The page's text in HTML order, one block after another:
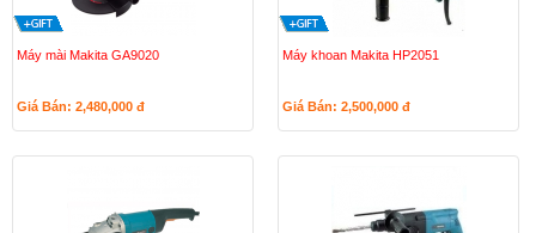
Máy mài Makita GA9020
Giá Bán: 2,480,000 đ
Máy khoan Makita HP2051
Giá Bán: 2,500,000 đ